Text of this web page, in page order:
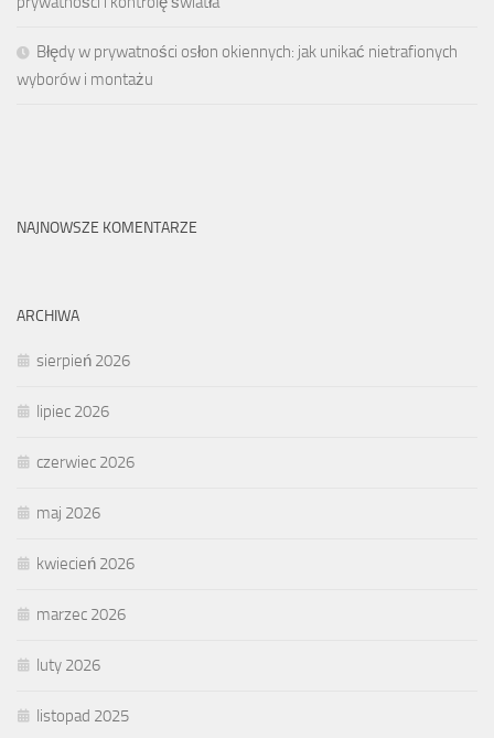
Błędy w prywatności osłon okiennych: jak unikać nietrafionych
wyborów i montażu
NAJNOWSZE KOMENTARZE
ARCHIWA
sierpień 2026
lipiec 2026
czerwiec 2026
maj 2026
kwiecień 2026
marzec 2026
luty 2026
listopad 2025